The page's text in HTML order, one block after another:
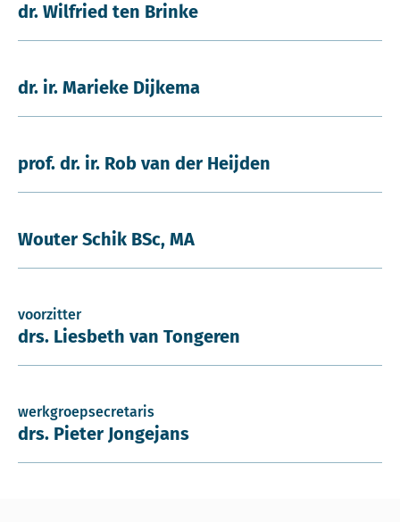
dr. Wilfried ten Brinke
dr. ir. Marieke Dijkema
prof. dr. ir. Rob van der Heijden
Wouter Schik BSc, MA
voorzitter
drs. Liesbeth van Tongeren
werkgroepsecretaris
drs. Pieter Jongejans